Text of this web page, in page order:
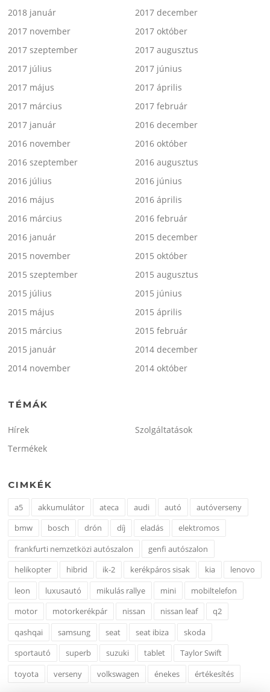
2018 január
2017 december
2017 november
2017 október
2017 szeptember
2017 augusztus
2017 július
2017 június
2017 május
2017 április
2017 március
2017 február
2017 január
2016 december
2016 november
2016 október
2016 szeptember
2016 augusztus
2016 július
2016 június
2016 május
2016 április
2016 március
2016 február
2016 január
2015 december
2015 november
2015 október
2015 szeptember
2015 augusztus
2015 július
2015 június
2015 május
2015 április
2015 március
2015 február
2015 január
2014 december
2014 november
2014 október
TÉMÁK
Hírek
Szolgáltatások
Termékek
CIMKÉK
a5 akkumulátor ateca audi autó
autóverseny
bmw
bosch drón díj eladás
elektromos
frankfurti nemzetközi autószalon
genfi autószalon
helikopter
hibrid ik-2 kerékpáros sisak kia
lenovo
leon
luxusautó mikulás rallye mini
mobiltelefon
motor
motorkerékpár nissan nissan leaf
q2
qashqai
samsung seat seat ibiza
skoda
sportautó
superb suzuki tablet
Taylor Swift
toyota
verseny volkswagen énekes értékesítés